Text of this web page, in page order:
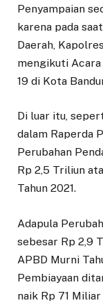
Penyampaian
karena pada
Daerah,
mengikuti Acara
19 di Kota
Di luar itu,
dalam Raperda
Perubahan
Rp 2,5 Triliun
Tahun 2021.
Adapula
sebesar Rp 2,9
APBD Murni
Pembiayaan
naik Rp 71